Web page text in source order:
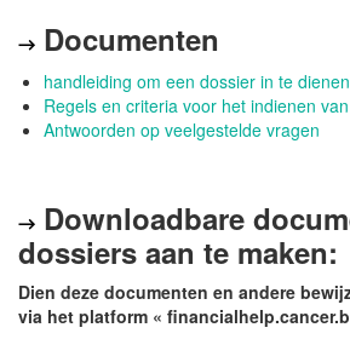
→ Documenten
handleiding om een dossier in te dienen
Regels en criteria voor het indienen
Antwoorden op veelgestelde vragen
→ Downloadbare
dossiers aan te maken:
Dien deze documenten en andere
via het platform «